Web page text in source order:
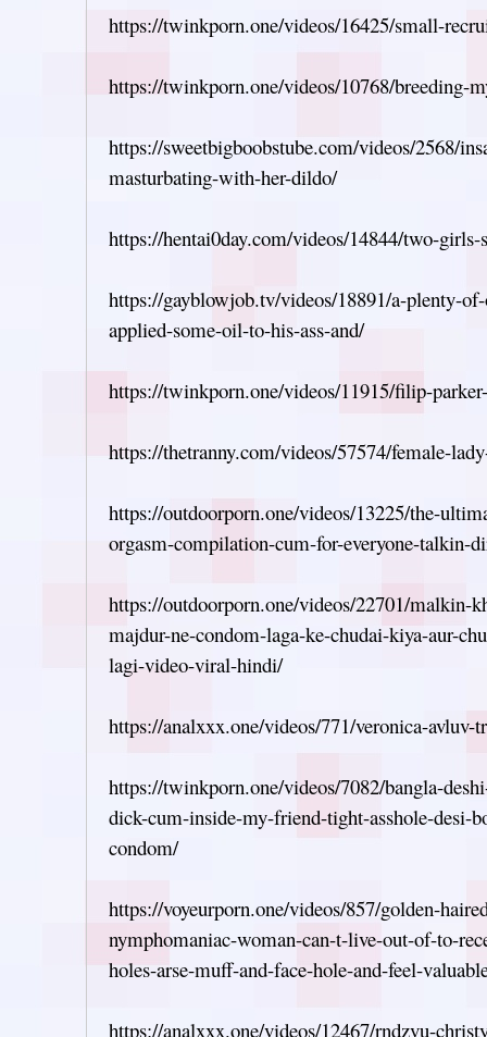
https://twinkporn.one/videos/16425/small-
https://twinkporn.one/videos/10768/breeding-
https://sweetbigboobstube.com/videos/2568/
masturbating-with-her-dildo/
https://hentai0day.com/videos/14844/two-
https://gayblowjob.tv/videos/18891/a-plenty-
applied-some-oil-to-his-ass-and/
https://twinkporn.one/videos/11915/filip-
https://thetranny.com/videos/57574/female-
https://outdoorporn.one/videos/13225/the-
orgasm-compilation-cum-for-everyone-talkin-
https://outdoorporn.one/videos/22701/malkin-
majdur-ne-condom-laga-ke-chudai-kiya-aur-
lagi-video-viral-hindi/
https://analxxx.one/videos/771/veronica-avluv-
https://twinkporn.one/videos/7082/bangla-
dick-cum-inside-my-friend-tight-asshole-desi-
condom/
https://voyeurporn.one/videos/857/golden-
nymphomaniac-woman-can-t-live-out-of-to-
holes-arse-muff-and-face-hole-and-feel-
https://analxxx.one/videos/12467/rndzvu-